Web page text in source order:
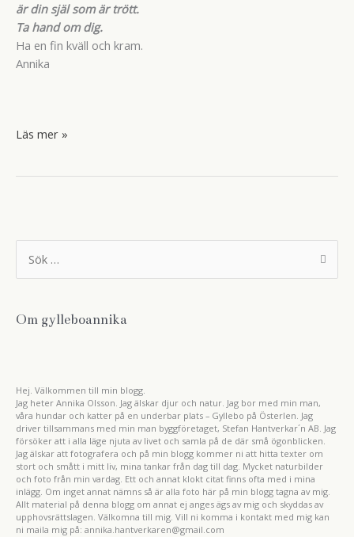
är din själ som är trött.
Ta hand om dig.
Ha en fin kväll och kram.
Annika
Puffning
Läs mer »
e
Om gylleboannika
Hej. Välkommen till min blogg.
Jag heter Annika Olsson. Jag älskar djur och natur. Jag bor med min man,
våra hundar och katter på en underbar plats – Gyllebo på Österlen. Jag
driver tillsammans med min man byggföretaget, Stefan Hantverkar´n AB. Jag
försöker att i alla läge njuta av livet och samla på de där små ögonblicken.
Jag älskar att fotografera och på min blogg kommer ni att hitta texter om
stort och smått i mitt liv, mina tankar från dag till dag. Mycket naturbilder
och foto från min vardag. Ett och annat klokt citat finns ofta med i mina
inlägg. Om inget annat nämns så är alla foto här på min blogg tagna av mig.
Allt material på denna blogg om annat ej anges ägs av mig och skyddas av
upphovsrättslagen. Välkomna till mig. Vill ni komma i kontakt med mig kan
ni maila mig på: annika.hantverkaren@gmail.com